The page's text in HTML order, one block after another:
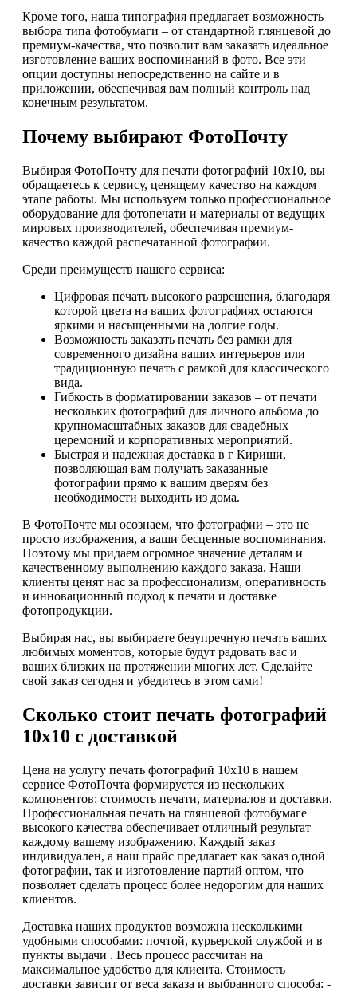
Кроме того, наша типография предлагает возможность
выбора типа фотобумаги – от стандартной глянцевой до
премиум-качества, что позволит вам заказать идеальное
изготовление ваших воспоминаний в фото. Все эти
опции доступны непосредственно на сайте и в
приложении, обеспечивая вам полный контроль над
конечным результатом.
Почему выбирают ФотоПочту
Выбирая ФотоПочту для печати фотографий 10х10, вы
обращаетесь к сервису, ценящему качество на каждом
этапе работы. Мы используем только профессиональное
оборудование для фотопечати и материалы от ведущих
мировых производителей, обеспечивая премиум-
качество каждой распечатанной фотографии.
Среди преимуществ нашего сервиса:
Цифровая печать высокого разрешения, благодаря
которой цвета на ваших фотографиях остаются
яркими и насыщенными на долгие годы.
Возможность заказать печать без рамки для
современного дизайна ваших интерьеров или
традиционную печать с рамкой для классического
вида.
Гибкость в форматировании заказов – от печати
нескольких фотографий для личного альбома до
крупномасштабных заказов для свадебных
церемоний и корпоративных мероприятий.
Быстрая и надежная доставка в г Кириши,
позволяющая вам получать заказанные
фотографии прямо к вашим дверям без
необходимости выходить из дома.
В ФотоПочте мы осознаем, что фотографии – это не
просто изображения, а ваши бесценные воспоминания.
Поэтому мы придаем огромное значение деталям и
качественному выполнению каждого заказа. Наши
клиенты ценят нас за профессионализм, оперативность
и инновационный подход к печати и доставке
фотопродукции.
Выбирая нас, вы выбираете безупречную печать ваших
любимых моментов, которые будут радовать вас и
ваших близких на протяжении многих лет. Сделайте
свой заказ сегодня и убедитесь в этом сами!
Сколько стоит печать фотографий
10х10 с доставкой
Цена на услугу печать фотографий 10х10 в нашем
сервисе ФотоПочта формируется из нескольких
компонентов: стоимость печати, материалов и доставки.
Профессиональная печать на глянцевой фотобумаге
высокого качества обеспечивает отличный результат
каждому вашему изображению. Каждый заказ
индивидуален, а наш прайс предлагает как заказ одной
фотографии, так и изготовление партий оптом, что
позволяет сделать процесс более недорогим для наших
клиентов.
Доставка наших продуктов возможна несколькими
удобными способами: почтой, курьерской службой и в
пункты выдачи . Весь процесс рассчитан на
максимальное удобство для клиента. Стоимость
доставки зависит от веса заказа и выбранного способа: -